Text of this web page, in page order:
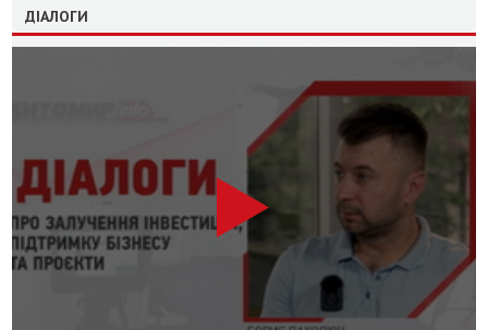
ДІАЛОГИ